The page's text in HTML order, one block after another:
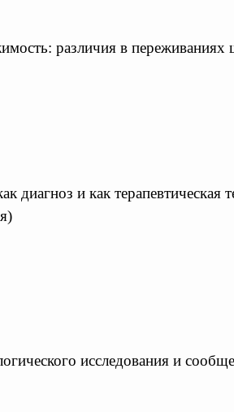
различия в
диагноз и как терапевтическая
исследования и